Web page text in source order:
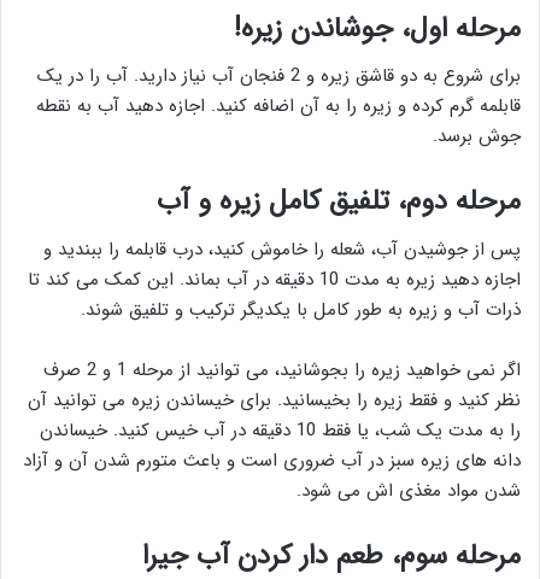
مرحله اول، جوشاندن زیره!
برای شروع به دو قاشق زیره و 2 فنجان آب نیاز دارید. آب را در یک
قابلمه گرم کرده و زیره را به آن اضافه کنید. اجازه دهید آب به نقطه
جوش برسد.
مرحله دوم، تلفیق کامل زیره و آب
پس از جوشیدن آب، شعله را خاموش کنید، درب قابلمه را ببندید و
اجازه دهید زیره به مدت 10 دقیقه در آب بماند. این کمک می کند تا
ذرات آب و زیره به طور کامل با یکدیگر ترکیب و تلفیق شوند.
اگر نمی خواهید زیره را بجوشانید، می توانید از مرحله 1 و 2 صرف
نظر کنید و فقط زیره را بخیسانید. برای خیساندن زیره می توانید آن
را به مدت یک شب، یا فقط 10 دقیقه در آب خیس کنید. خیساندن
دانه های زیره سبز در آب ضروری است و باعث متورم شدن آن و آزاد
شدن مواد مغذی اش می شود.
مرحله سوم، طعم دار کردن آب جیرا